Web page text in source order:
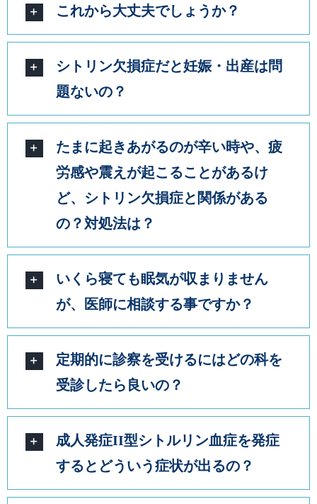
これから大丈夫でしょうか？
シトリン欠損症だと妊娠・出産は問
題ないの？
たまに起きあがるのが辛い時や、疲
労感や震えが起こることがあるけ
ど、シトリン欠損症と関係がある
の？対処法は？
いくら寝ても眠気が収まりません
が、医師に相談する事ですか？
定期的に診察を受けるにはどの科を
受診したら良いの？
成人発症II型シトルリン血症を発症
するとどういう症状が出るの？